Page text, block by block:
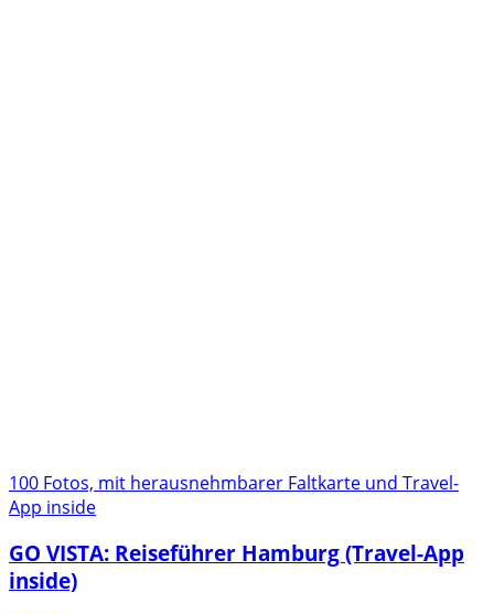
100 Fotos, mit herausnehmbarer Faltkarte und Travel-
App inside
GO VISTA: Reiseführer Hamburg (Travel-App
inside)